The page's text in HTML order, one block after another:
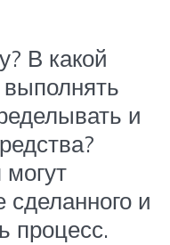
В какой
и
сделанного и
процесс.